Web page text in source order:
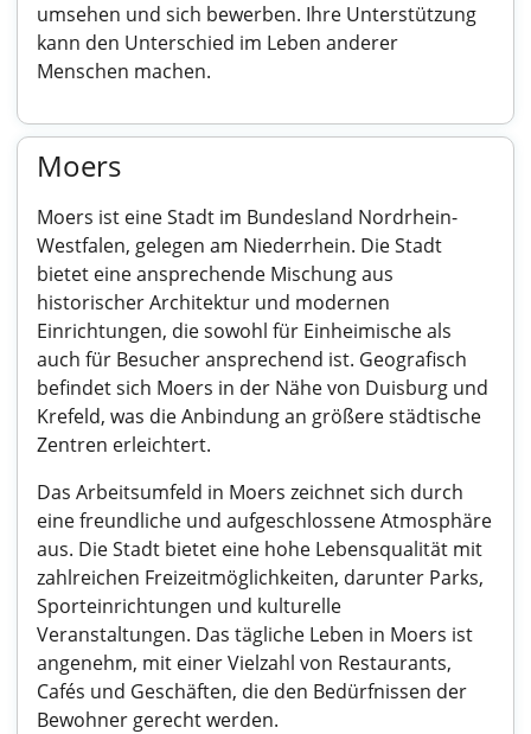
umsehen und sich bewerben. Ihre Unterstützung
kann den Unterschied im Leben anderer
Menschen machen.
Moers
Moers ist eine Stadt im Bundesland Nordrhein-
Westfalen, gelegen am Niederrhein. Die Stadt
bietet eine ansprechende Mischung aus
historischer Architektur und modernen
Einrichtungen, die sowohl für Einheimische als
auch für Besucher ansprechend ist. Geografisch
befindet sich Moers in der Nähe von Duisburg und
Krefeld, was die Anbindung an größere städtische
Zentren erleichtert.
Das Arbeitsumfeld in Moers zeichnet sich durch
eine freundliche und aufgeschlossene Atmosphäre
aus. Die Stadt bietet eine hohe Lebensqualität mit
zahlreichen Freizeitmöglichkeiten, darunter Parks,
Sporteinrichtungen und kulturelle
Veranstaltungen. Das tägliche Leben in Moers ist
angenehm, mit einer Vielzahl von Restaurants,
Cafés und Geschäften, die den Bedürfnissen der
Bewohner gerecht werden.